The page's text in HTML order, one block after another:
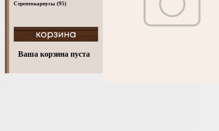
Стрептокарпусы (95)
Ваша корзина пуста